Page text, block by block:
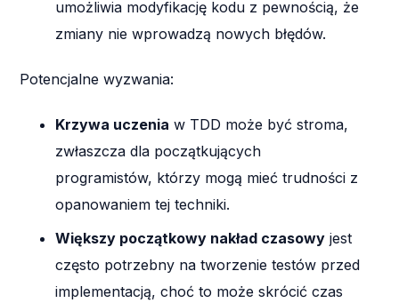
umożliwia modyfikację kodu z pewnością, że
zmiany nie wprowadzą nowych błędów.
Potencjalne wyzwania:
Krzywa uczenia w TDD może być stroma,
zwłaszcza dla początkujących
programistów, którzy mogą mieć trudności z
opanowaniem tej techniki.
Większy początkowy nakład czasowy jest
często potrzebny na tworzenie testów przed
implementacją, choć to może skrócić czas